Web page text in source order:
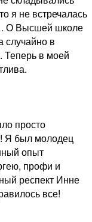
я не встречалась
О Высшей школе
случайно в
Теперь в моей
просто
Я был молодец
опыт
профи и
респект Инне
все!